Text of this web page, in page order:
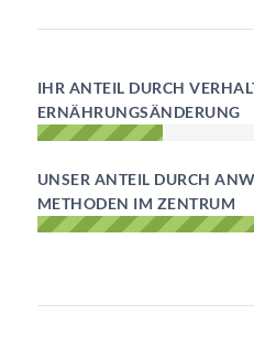
IHR ANTEIL DURCH
ERNÄHRUNGSÄNDERUNG
UNSER ANTEIL DURCH
METHODEN IM ZENTRUM